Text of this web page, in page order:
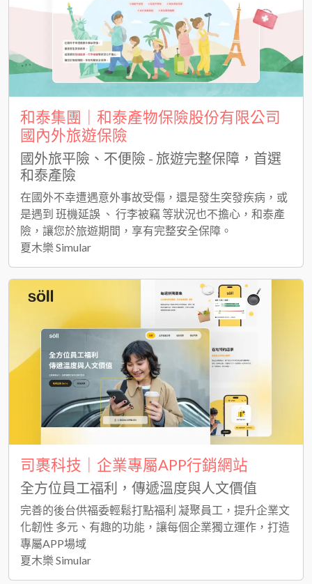
和泰集團｜和泰產物保險股份有限公司
國內外旅遊保險
國外旅平險、不便險 - 旅遊完整保障，首選
和泰產險
在國外不幸遭遇意外事故受傷，還是發生突發疾病，或
是遇到 班機延誤 、 行李被竊 等狀況也不擔心，和泰產
險，讓您於旅遊期間，享有完整安全保障。
夏木樂 Simular
司裹科技｜企業專屬APP行銷網站
全方位員工福利，傳遞溫度與人文價值
完善的後台供福委輕鬆打點福利 凝聚員工，提升企業文
化韌性 多元、有趣的功能，讓每個企業獨立運作，打造
專屬APP場域
夏木樂 Simular